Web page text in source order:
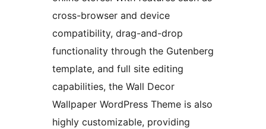
cross-browser and device
compatibility, drag-and-drop
functionality through the Gutenberg
template, and full site editing
capabilities, the Wall Decor
Wallpaper WordPress Theme is also
highly customizable, providing